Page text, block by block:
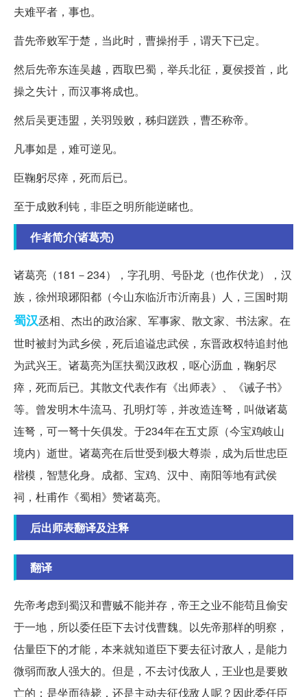
夫难平者，事也。
昔先帝败军于楚，当此时，曹操拊手，谓天下已定。
然后先帝东连吴越，西取巴蜀，举兵北征，夏侯授首，此
操之失计，而汉事将成也。
然后吴更违盟，关羽毁败，秭归蹉跌，曹丕称帝。
凡事如是，难可逆见。
臣鞠躬尽瘁，死而后已。
至于成败利钝，非臣之明所能逆睹也。
作者简介(诸葛亮)
诸葛亮（181－234），字孔明、号卧龙（也作伏龙），汉
族，徐州琅琊阳都（今山东临沂市沂南县）人，三国时期
蜀汉丞相、杰出的政治家、军事家、散文家、书法家。在
世时被封为武乡侯，死后追谥忠武侯，东晋政权特追封他
为武兴王。诸葛亮为匡扶蜀汉政权，呕心沥血，鞠躬尽
瘁，死而后已。其散文代表作有《出师表》、《诫子书》
等。曾发明木牛流马、孔明灯等，并改造连弩，叫做诸葛
连弩，可一弩十矢俱发。于234年在五丈原（今宝鸡岐山
境内）逝世。诸葛亮在后世受到极大尊崇，成为后世忠臣
楷模，智慧化身。成都、宝鸡、汉中、南阳等地有武侯
祠，杜甫作《蜀相》赞诸葛亮。
后出师表翻译及注释
翻译
先帝考虑到蜀汉和曹贼不能并存，帝王之业不能苟且偷安
于一地，所以委任臣下去讨伐曹魏。以先帝那样的明察，
估量臣下的才能，本来就知道臣下要去征讨敌人，是能力
微弱而敌人强大的。但是，不去讨伐敌人，王业也是要败
亡的；是坐而待毙，还是主动去征伐敌人呢？因此委任臣